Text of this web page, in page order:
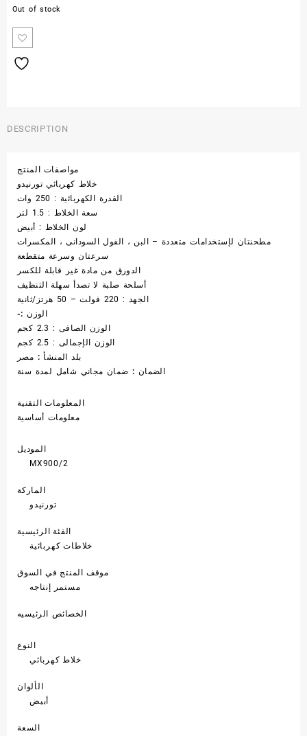
Out of stock
DESCRIPTION
مواصفات المنتج
خلاط كهربائي تورنيدو
القدرة الكهربائية : 250 وات
سعة الخلاط : 1.5 لتر
لون الخلاط : أبيض
مطحنتان لإستخدامات متعددة – البن ، الفول السودانى ، المكسرات
سرعتان وسرعة متقطعة
الدورق من مادة غير قابلة للكسر
أسلحة صلبة لا تصدأ سهلة التنظيف
الجهد : 220 فولت – 50 هرتز/ثانية
الوزن :-
الوزن الصافى : 2.3 كجم
الوزن الإجمالى : 2.5 كجم
بلد المنشأ : مصر
الضمان : ضمان مجاني شامل لمدة سنة
المعلومات التقنية
معلومات أساسية
الموديل
MX900/2
الماركة
تورنيدو
الفئة الرئيسية
خلاطات كهربائية
موقف المنتج في السوق
مستمر إنتاجه
الخصائص الرئيسيه
النوع
خلاط كهربائي
الألوان
أبيض
السعة